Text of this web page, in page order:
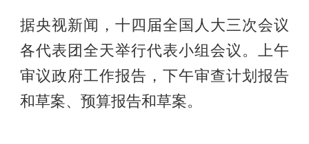
据央视新闻，十四届全国人大三次会议
各代表团全天举行代表小组会议。上午
审议政府工作报告，下午审查计划报告
和草案、预算报告和草案。